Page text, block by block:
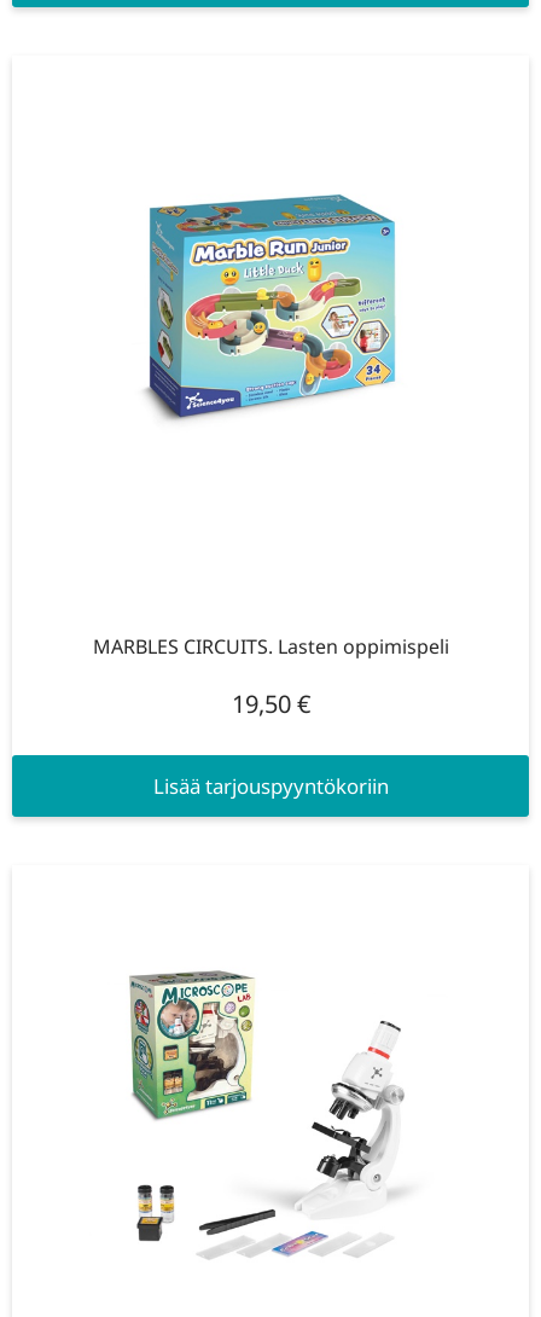
MARBLES CIRCUITS. Lasten oppimispeli
19,50€
Lisää tarjouspyyntökoriin